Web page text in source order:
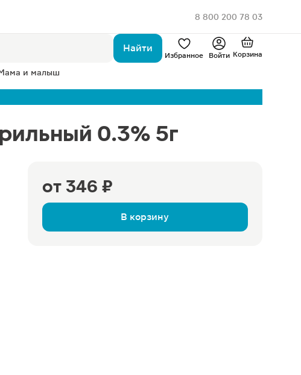
8 800 200 78 03
Найти
Избранное Войти Корзина
и малыш
0.3% 5г
от 346 ₽
В корзину